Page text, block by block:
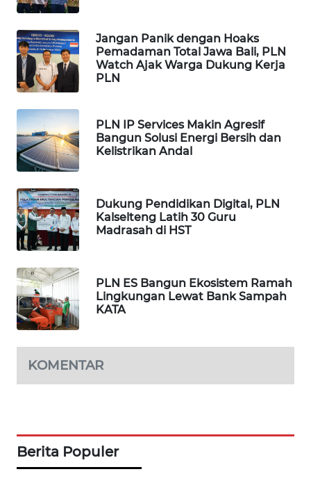
Jangan Panik dengan Hoaks
Pemadaman Total Jawa Bali, PLN
Watch Ajak Warga Dukung Kerja
PLN
PLN IP Services Makin Agresif
Bangun Solusi Energi Bersih dan
Kelistrikan Andal
Dukung Pendidikan Digital, PLN
Kalselteng Latih 30 Guru
Madrasah di HST
PLN ES Bangun Ekosistem Ramah
Lingkungan Lewat Bank Sampah
KATA
KOMENTAR
Berita Populer
ALPERKLINAS
TAMBANG
NEWS
SITUNGIR
NEWS
SIDIKALANG
NEWS
SIBARAGAS
NEWS
NEWS
NEWS
METRO